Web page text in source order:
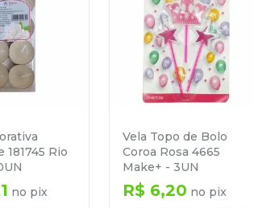
181745 Rio
no pix
Vela Topo de Bolo
Coroa Rosa 4665
Make+ - 3UN
R$ 6,20 no pix